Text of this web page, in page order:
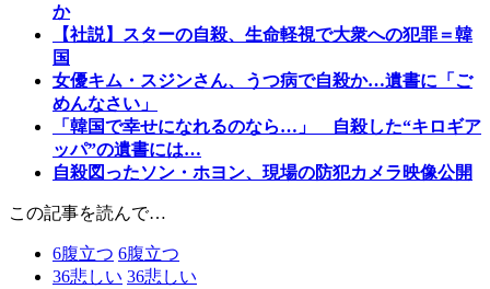
か
【社説】スターの自殺、生命軽視で大衆への犯罪＝韓
国
女優キム・スジンさん、うつ病で自殺か…遺書に「ご
めんなさい」
「韓国で幸せになれるのなら…」 自殺した“キロギア
ッパ”の遺書には…
自殺図ったソン・ホヨン、現場の防犯カメラ映像公開
この記事を読んで…
6腹立つ 6腹立つ
36悲しい 36悲しい